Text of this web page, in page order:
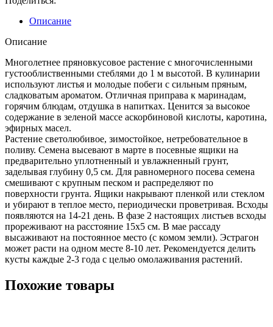
Описание
Описание
Многолетнее пряновкусовое растение с многочисленными
густооблиственными стеблями до 1 м высотой. В кулинарии
используют листья и молодые побеги с сильным пряным,
сладковатым ароматом. Отличная приправа к маринадам,
горячим блюдам, отдушка в напитках. Ценится за высокое
содержание в зеленой массе аскорбиновой кислоты, каротина,
эфирных масел.
Растение светолюбивое, зимостойкое, нетребовательное в
поливу. Семена высевают в марте в посевные ящики на
предварительно уплотненный и увлажненный грунт,
заделывая глубину 0,5 см. Для равномерного посева семена
смешивают с крупным песком и распределяют по
поверхности грунта. Ящики накрывают пленкой или стеклом
и убирают в теплое место, периодически проветривая. Всходы
появляются на 14-21 день. В фазе 2 настоящих листьев всходы
прореживают на расстояние 15х5 см. В мае рассаду
высаживают на постоянное место (с комом земли). Эстрагон
может расти на одном месте 8-10 лет. Рекомендуется делить
кусты каждые 2-3 года с целью омолаживания растений.
Похожие товары